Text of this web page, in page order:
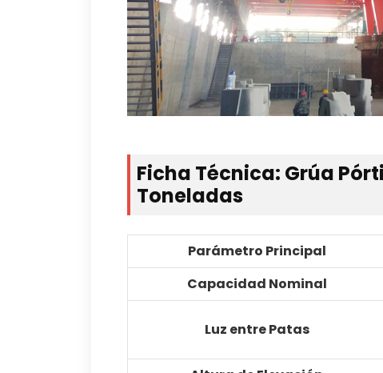
Ficha Técnica: Grúa
Toneladas
Parámetro Principal
Capacidad Nominal
Luz entre Patas